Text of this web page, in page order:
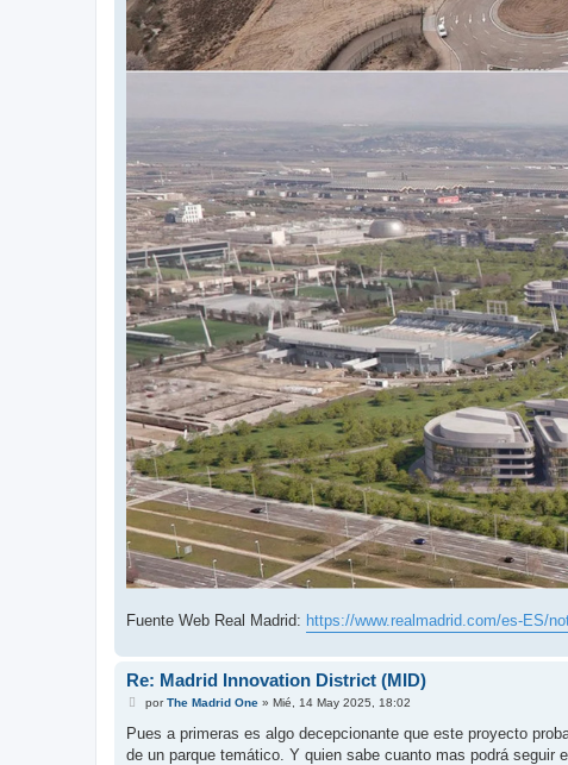
Fuente Web Real Madrid: https://www.realmadrid.com/es-ES/
Re: Madrid Innovation District (MID)
M
n
a
porThe Madrid One» Mié, 14 May 2025, 18:02
Pues a primeras es algo decepcionante que este proyecto
de un parque temático. Y quien sabe cuanto mas podrá